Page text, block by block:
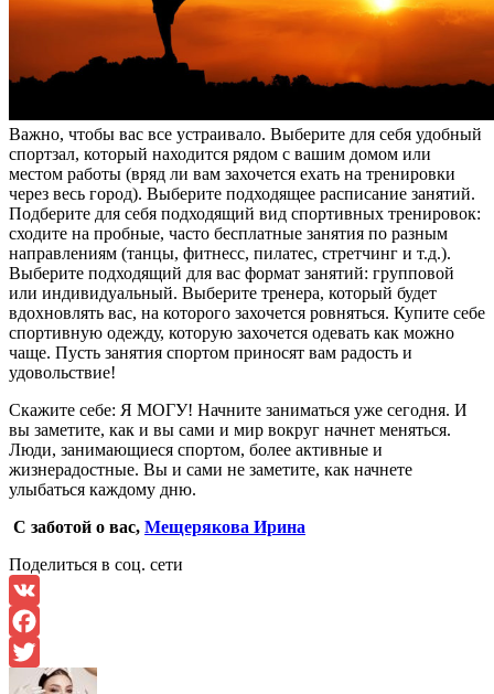
Важно, чтобы вас все устраивало. Выберите для себя удобный
спортзал, который находится рядом с вашим домом или
местом работы (вряд ли вам захочется ехать на тренировки
через весь город). Выберите подходящее расписание занятий.
Подберите для себя подходящий вид спортивных тренировок:
сходите на пробные, часто бесплатные занятия по разным
направлениям (танцы, фитнесс, пилатес, стретчинг и т.д.).
Выберите подходящий для вас формат занятий: групповой
или индивидуальный. Выберите тренера, который будет
вдохновлять вас, на которого захочется ровняться. Купите себе
спортивную одежду, которую захочется одевать как можно
чаще. Пусть занятия спортом приносят вам радость и
удовольствие!
Скажите себе: Я МОГУ! Начните заниматься уже сегодня. И
вы заметите, как и вы сами и мир вокруг начнет меняться.
Люди, занимающиеся спортом, более активные и
жизнерадостные. Вы и сами не заметите, как начнете
улыбаться каждому дню.
С заботой о вас, Мещерякова Ирина
Поделиться в соц. сети
VK
Facebook
Twitter